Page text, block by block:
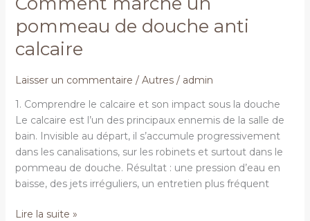
pommeau de douche anti
calcaire
Laisser un commentaire / Autres/ admin
1. Comprendre le calcaire et son impact sous la douche
Le calcaire est l’un des principaux ennemis de la salle de
bain. Invisible au départ, il s’accumule progressivement
dans les canalisations, sur les robinets et surtout dans le
pommeau de douche. Résultat : une pression d’eau en
baisse, des jets irréguliers, un entretien plus fréquent
un
pommeau
douche
calcaire
Lire la suite »